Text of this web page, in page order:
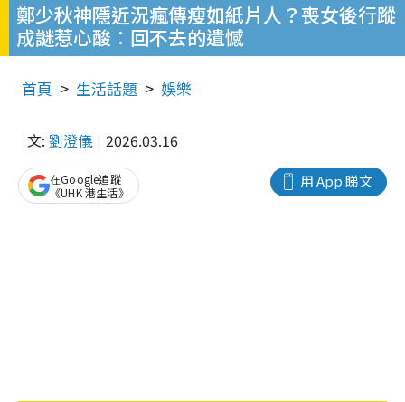
鄭少秋神隱近況瘋傳瘦如紙片人？喪女後行蹤
成謎惹心酸︰回不去的遺憾
首頁 生活話題 娛樂
文: 劉澄儀 2026.03.16
用 App 睇文
在Google追蹤
《UHK 港生活》